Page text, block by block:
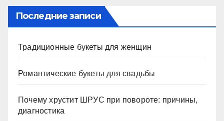
Последние записи
Традиционные букеты для женщин
Романтические букеты для свадьбы
Почему хрустит ШРУС при повороте: причины,
диагностика